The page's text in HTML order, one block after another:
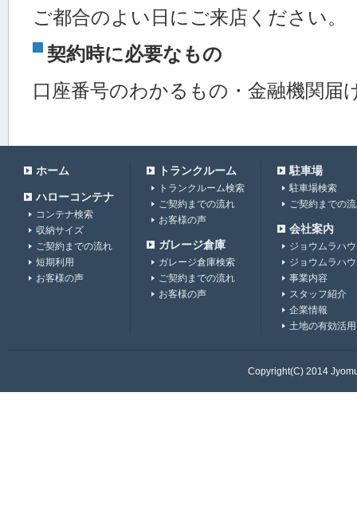
ご都合のよい日にご来店ください。
契約時に必要なもの
口座番号のわかるもの・金融機関届
ホーム
ハローコンテナ
コンテナ検索
収納サイズ
ご契約までの流れ
短期利用
お客様の声
トランクルーム
トランクルーム検索
ご契約までの流れ
お客様の声
ガレージ倉庫
ガレージ倉庫検索
ご契約までの流れ
お客様の声
駐車場
駐車場検索
ご契約までの
会社案内
ジョウムラハ
ジョウムラハ
事業内容
スタッフ紹介
企業情報
土地の有効活用
Copyright(C) 2014